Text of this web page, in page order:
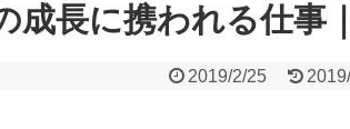
成長に携われる仕事
2019/2/25